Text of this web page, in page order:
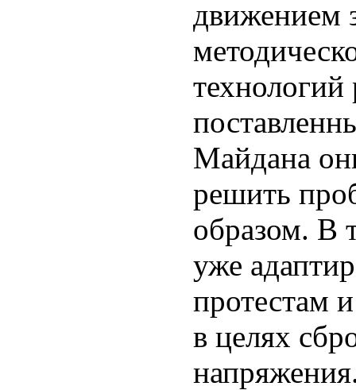
движением
технологий
Майдана
решить
образом. В
уже
протестам
в целях